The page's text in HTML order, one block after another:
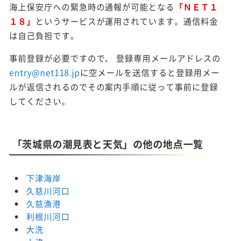
海上保安庁への緊急時の通報が可能となる 「ＮＥＴ１
１８」 というサービスが運用されています。通信料金
は自己負担です。
事前登録が必要ですので、 登録専用メールアドレスの
entry@net118.jpに空メールを送信すると登録用メー
ルが返信されるのでその案内手順に従って事前に登録
してください。
「茨城県の潮見表と天気」の他の地点一覧
下津海岸
久慈川河口
久慈漁港
利根川河口
大洗